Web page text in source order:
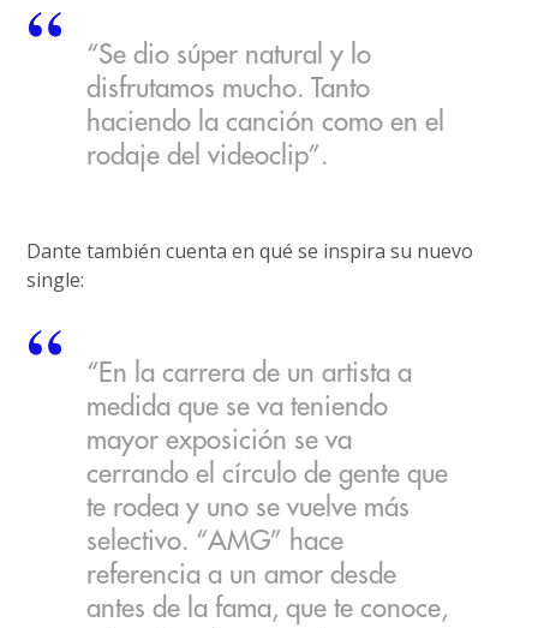
“Se dio súper natural y lo
disfrutamos mucho. Tanto
haciendo la canción como en el
rodaje del videoclip”.
Dante también cuenta en qué se inspira su nuevo
single:
“En la carrera de un artista a
medida que se va teniendo
mayor exposición se va
cerrando el círculo de gente que
te rodea y uno se vuelve más
selectivo. “AMG” hace
referencia a un amor desde
antes de la fama, que te conoce,